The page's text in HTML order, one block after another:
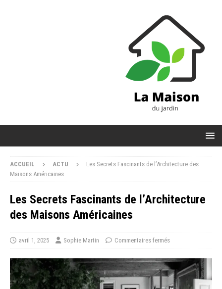
ACCUEIL ACTU
Les Secrets Fascinants de l’Architecture des
Maisons Américaines
Les Secrets Fascinants de l’Architecture
des Maisons Américaines
avril 1, 2025 Sophie Martin Commentaires fermés